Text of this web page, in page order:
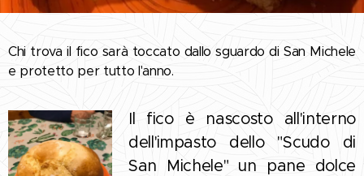
Chi trova il fico sarà toccato dallo sguardo di San Michele
e protetto per tutto l'anno.
Il fico è nascosto all'interno
dell'impasto dello "Scudo di
San Michele" un pane dolce